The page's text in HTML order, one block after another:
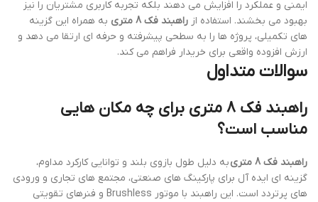
ایمنی و عملکرد را افزایش می دهند بلکه تجربه کاربری مشتریان را نیز
بهبود می بخشند. استفاده از راهبند فک 8 متری
به همراه این گزینه
های تکمیلی، پروژه ها را به سطحی پیشرفته و حرفه ای ارتقا می دهد و
ارزش افزوده واقعی برای خریدار فراهم می کند.
سوالات متداول
راهبند فک 8 متری برای چه مکان هایی
مناسب است؟
راهبند فک 8 متری
به دلیل طول بازوی بلند و توانایی کارکرد مداوم،
گزینه ای ایده آل برای پارکینگ های صنعتی، مجتمع های تجاری و ورودی
های پرتردد است. این راهبند با موتور Brushless و فنرهای تقویتی